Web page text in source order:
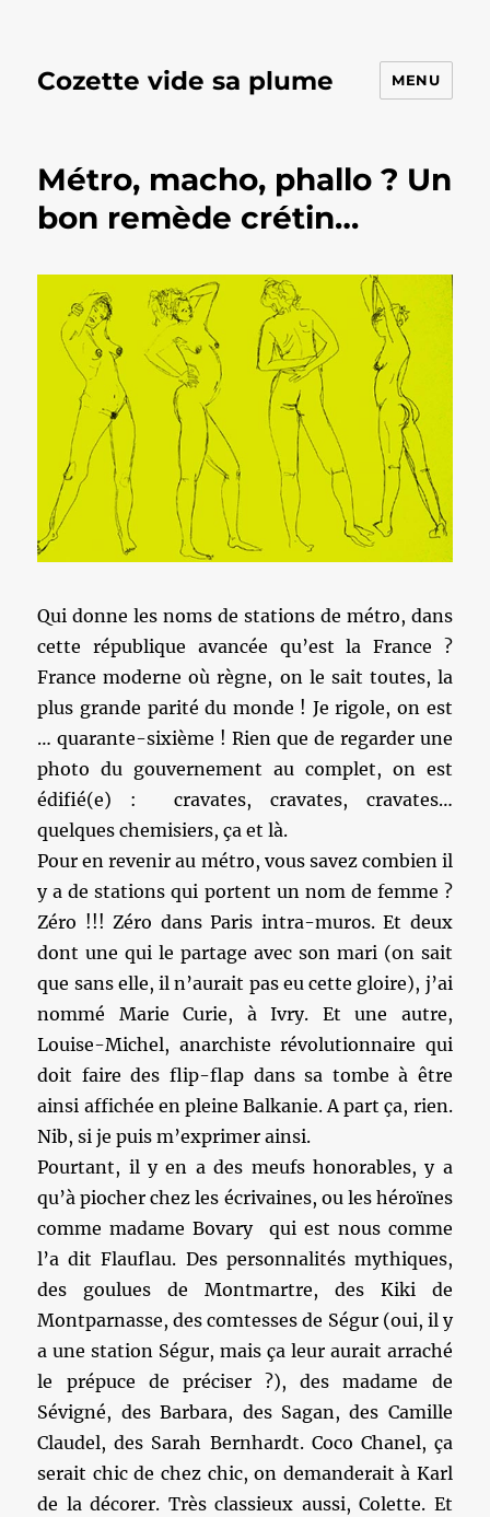
Cozette vide sa plume MENU
Métro, macho, phallo ? Un
bon remède crétin…
Qui donne les noms de stations de métro, dans
cette république avancée qu’est la France ?
France moderne où règne, on le sait toutes, la
plus grande parité du monde ! Je rigole, on est
… quarante-sixième ! Rien que de regarder une
photo du gouvernement au complet, on est
édifié(e) : cravates, cravates, cravates…
quelques chemisiers, ça et là.
Pour en revenir au métro, vous savez combien il
y a de stations qui portent un nom de femme ?
Zéro !!! Zéro dans Paris intra-muros. Et deux
dont une qui le partage avec son mari (on sait
que sans elle, il n’aurait pas eu cette gloire), j’ai
nommé Marie Curie, à Ivry. Et une autre,
Louise-Michel, anarchiste révolutionnaire qui
doit faire des flip-flap dans sa tombe à être
ainsi affichée en pleine Balkanie. A part ça, rien.
Nib, si je puis m’exprimer ainsi.
Pourtant, il y en a des meufs honorables, y a
qu’à piocher chez les écrivaines, ou les héroïnes
comme madame Bovary qui est nous comme
l’a dit Flauflau. Des personnalités mythiques,
des goulues de Montmartre, des Kiki de
Montparnasse, des comtesses de Ségur (oui, il y
a une station Ségur, mais ça leur aurait arraché
le prépuce de préciser ?), des madame de
Sévigné, des Barbara, des Sagan, des Camille
Claudel, des Sarah Bernhardt. Coco Chanel, ça
serait chic de chez chic, on demanderait à Karl
de la décorer. Très classieux aussi, Colette. Et